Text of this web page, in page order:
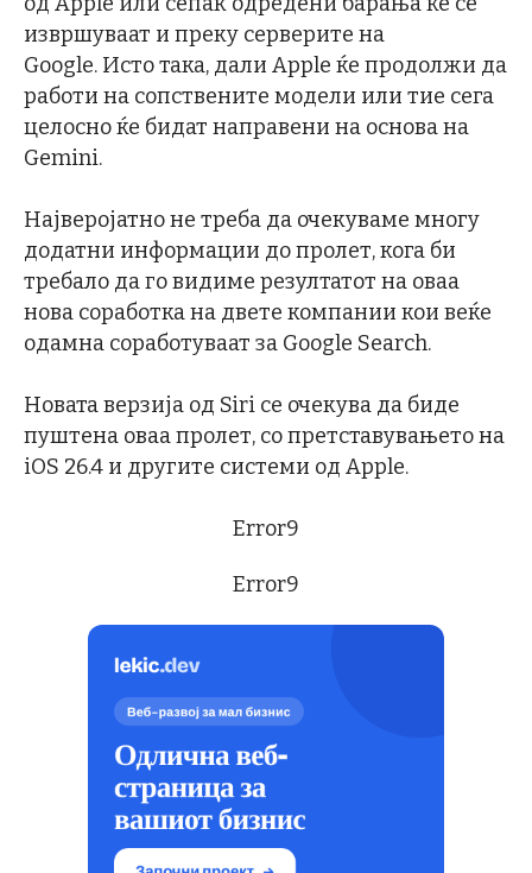
извршуваат и преку серверите на
Google. Исто така, дали Apple ќе продолжи да
работи на сопствените модели или тие сега
целосно ќе бидат направени на основа на
Gemini.
Најверојатно не треба да очекуваме многу
додатни информации до пролет, кога би
требало да го видиме резултатот на оваа
нова соработка на двете компании кои веќе
одамна соработуваат за Google Search.
Новата верзија од Siri се очекува да биде
пуштена оваа пролет, со претставувањето на
iOS 26.4 и другите системи од Apple.
Error9
Error9